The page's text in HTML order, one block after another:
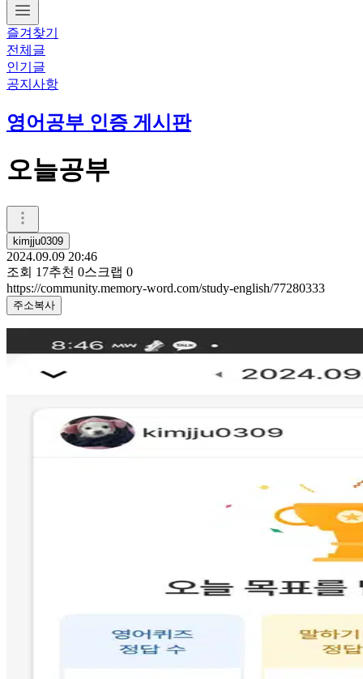
즐겨찾기
전체글
인기글
공지사항
영어공부 인증 게시판
오늘공부
kimjju0309
2024.09.09 20:46
조회 17추천 0스크랩 0
https://community.memory-word.com/study-english/77280333
주소복사